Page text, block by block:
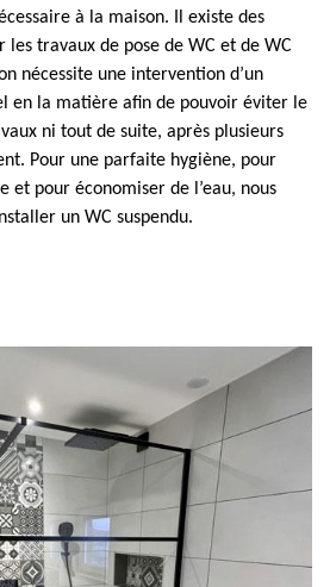
à la maison. Il existe des
les travaux de pose de WC et de WC
nécessite une intervention d’un
en la matière afin de pouvoir éviter le
ni tout de suite, après plusieurs
Pour une parfaite hygiène, pour
et pour économiser de l’eau, nous
un WC suspendu.